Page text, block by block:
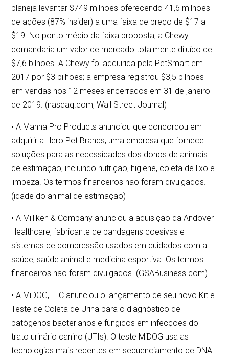
planeja levantar $749 milhões oferecendo 41,6 milhões
de ações (87% insider) a uma faixa de preço de $17 a
$19. No ponto médio da faixa proposta, a Chewy
comandaria um valor de mercado totalmente diluído de
$7,6 bilhões. A Chewy foi adquirida pela PetSmart em
2017 por $3 bilhões; a empresa registrou $3,5 bilhões
em vendas nos 12 meses encerrados em 31 de janeiro
de 2019. (nasdaq.com, Wall Street Journal)
• A Manna Pro Products anunciou que concordou em
adquirir a Hero Pet Brands, uma empresa que fornece
soluções para as necessidades dos donos de animais
de estimação, incluindo nutrição, higiene, coleta de lixo e
limpeza. Os termos financeiros não foram divulgados.
(idade do animal de estimação)
• A Milliken & Company anunciou a aquisição da Andover
Healthcare, fabricante de bandagens coesivas e
sistemas de compressão usados em cuidados com a
saúde, saúde animal e medicina esportiva. Os termos
financeiros não foram divulgados. (GSABusiness.com)
• A MiDOG, LLC anunciou o lançamento de seu novo Kit e
Teste de Coleta de Urina para o diagnóstico de
patógenos bacterianos e fúngicos em infecções do
trato urinário canino (UTIs). O teste MiDOG usa as
tecnologias mais recentes em sequenciamento de DNA